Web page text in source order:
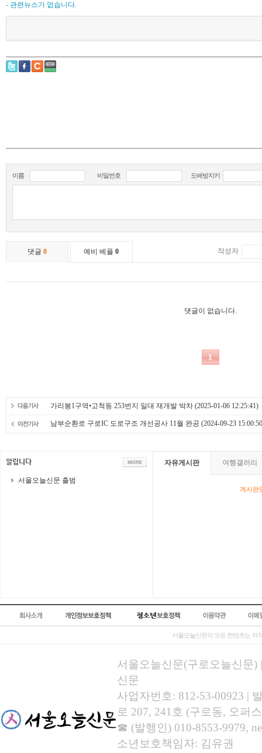
- 관련뉴스가 없습니다.
가리봉1구역•고척동 253번지 일대 재개발 박차 (2025-01-06 12:25:41)
남부순환로 구로IC 도로구조 개선공사 11월 완공 (2024-09-23
서울오늘신문 출범
자유게시판 여행갤러리
게시판
서울오늘신문의 모든 컨텐츠는 저
서울오늘신문(구로오늘신문)
신문
사업자번호: 812-53-00923 |
로 207, 241호 (구로동, 오퍼
☎ (발행인) 010-8553-9979,
소년보호책임자: 김유권